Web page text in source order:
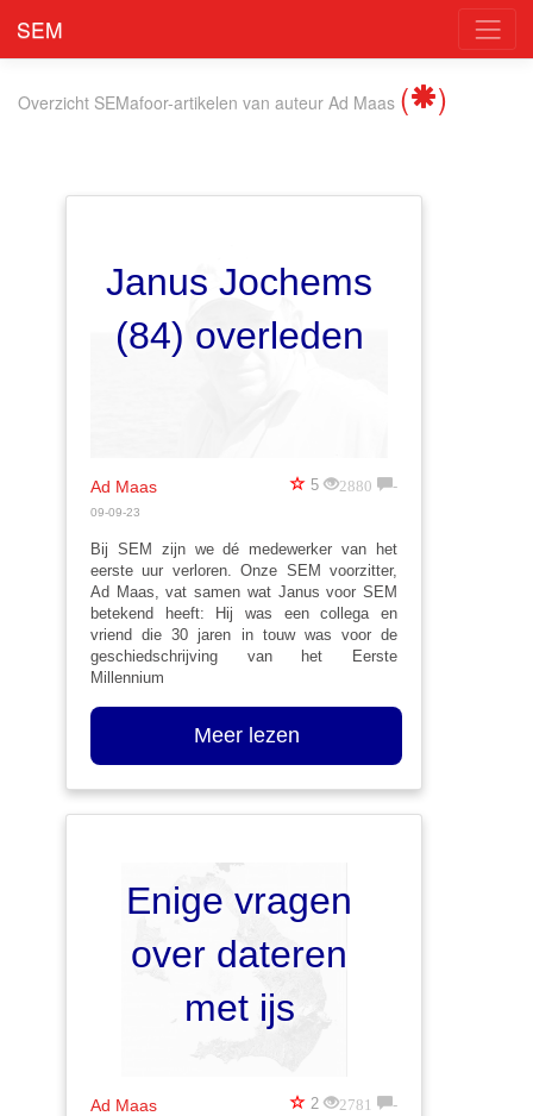
SEM
Overzicht SEMafoor-artikelen van auteur Ad Maas ( )
Janus Jochems
(84) overleden
Ad Maas
09-09-23
5 2880 -
Bij SEM zijn we dé medewerker van het
eerste uur verloren. Onze SEM voorzitter,
Ad Maas, vat samen wat Janus voor SEM
betekend heeft: Hij was een collega en
vriend die 30 jaren in touw was voor de
geschiedschrijving van het Eerste
Millennium
Meer lezen
Enige vragen
over dateren
met ijs
Ad Maas 2 2781 -